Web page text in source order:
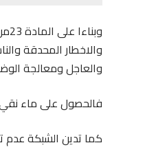
والاخطار المحدقة
والعاجل ومعالجة
فالحصول على ماء
كما تدين الشبكة عدم